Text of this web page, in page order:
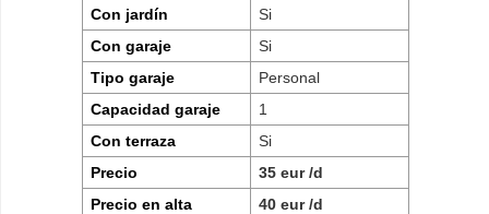
Con jardín
Si
Con garaje
Si
Tipo garaje
Personal
Capacidad garaje
1
Con terraza
Si
Precio
35 eur /d
Precio en alta
40 eur /d